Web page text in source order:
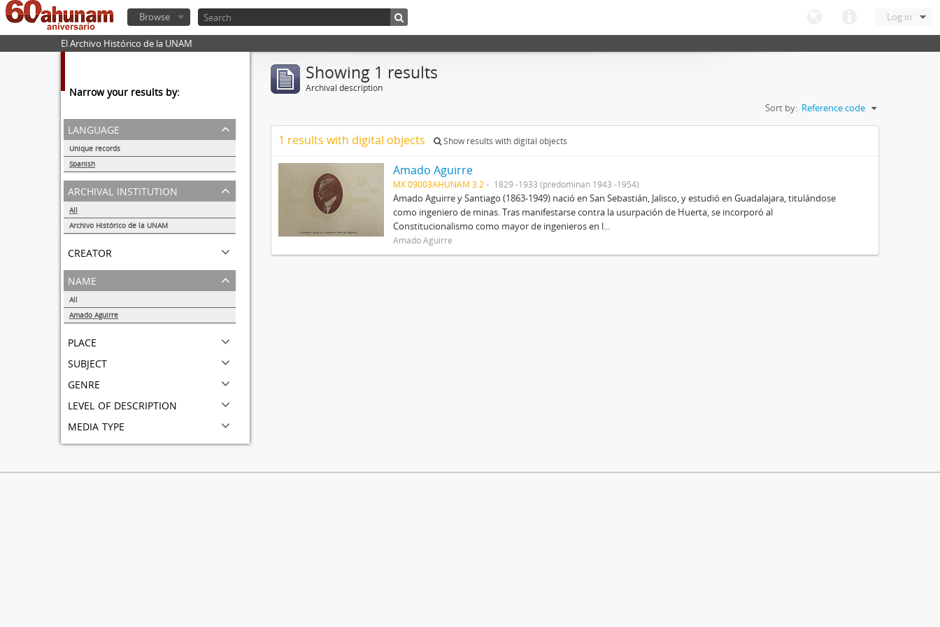
Log in
Browse
El Archivo Histórico de la UNAM
Narrow your results by:
language
Unique records
Spanish
1
archival institution
All
Archivo Histórico de la UNAM
creator
name
All
Amado Aguirre
place
subject
genre
level of description
media type
Showing 1 results
Archival description
Sort by: Reference code
1 results with digital objects Show results with digital objects
Amado Aguirre
MX 09003AHUNAM 3.2 1829 -1933 (predominan 1943 -1954)
Amado Aguirre y Santiago (1863-1949) nació en San Sebastián, Jalisco, y estudió en Guadalajara, titulándose
como ingeniero de minas. Tras manifestarse contra la usurpación de Huerta, se incorporó al
Constitucionalismo como mayor de ingenieros en l...
Amado Aguirre